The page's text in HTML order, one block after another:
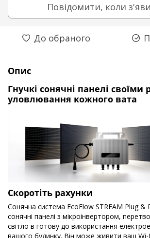
Повідомити, коли
До обраного
Опис
Гнучкі сонячні панелі своїми
уловлювання кожного вата
Скоротіть рахунки
Сонячна система EcoFlow STREAM Plug &
сонячні панелі з мікроінвертором,
світло в готову до використання
вашого будинку. Він може живити ваш Wi-